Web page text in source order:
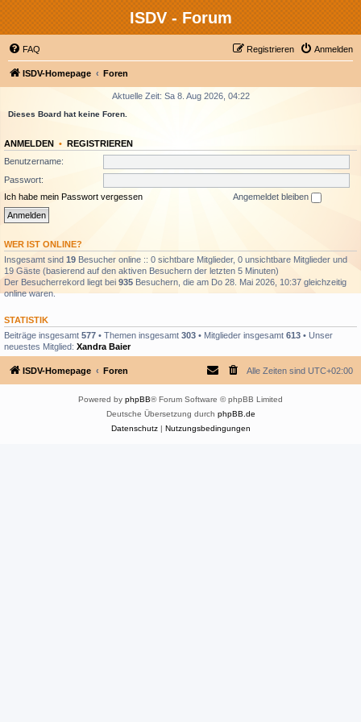
ISDV - Forum
FAQ Anmelden
Registrieren
ISDV-Homepage Foren
Aktuelle Zeit: Sa 8. Aug 2026, 04:22
Dieses Board hat keine Foren.
ANMELDEN • REGISTRIEREN
Benutzername:
Passwort:
Ich habe mein Passwort vergessen
Angemeldet bleiben
WER IST ONLINE?
Insgesamt sind 19 Besucher online :: 0 sichtbare Mitglieder, 0 unsichtbare Mitglieder und
19 Gäste (basierend auf den aktiven Besuchern der letzten 5 Minuten)
Der Besucherrekord liegt bei 935 Besuchern, die am Do 28. Mai 2026, 10:37 gleichzeitig
online waren.
STATISTIK
Beiträge insgesamt 577 • Themen insgesamt 303 • Mitglieder insgesamt 613 • Unser
neuestes Mitglied: Xandra Baier
ISDV-Homepage Foren Alle Zeiten sind UTC+02:00
Powered by phpBB® Forum Software © phpBB Limited
Deutsche Übersetzung durch phpBB.de
Datenschutz| Nutzungsbedingungen